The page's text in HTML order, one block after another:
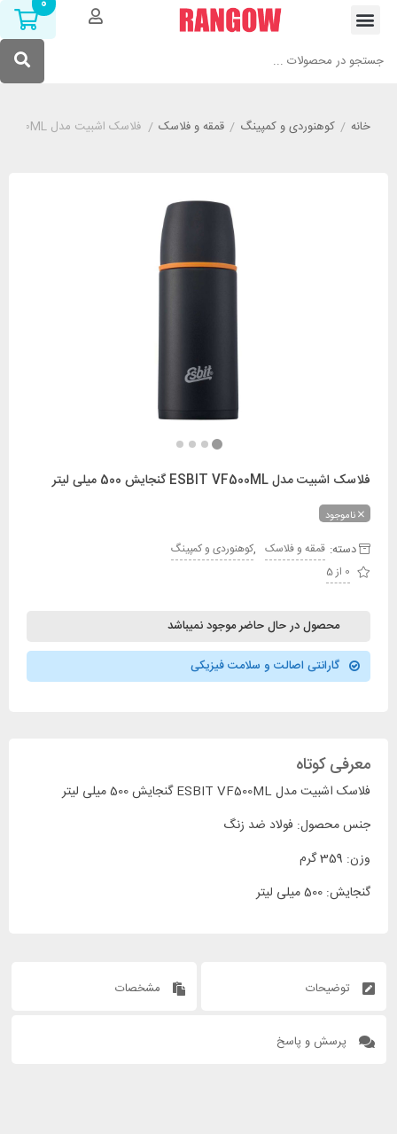
خانه/ کوهنوردی و کمپینگ/ قمقه و فلاسک/ فلاسک اشبیت مدل ESBIT VF500ML گنجایش 500 میلی لیتر
فلاسک اشبیت مدل ESBIT VF500ML گنجایش 500 میلی لیتر
ناموجود
دسته: قمقه و فلاسک
کوهنوردی و کمپینگ
0 از 5
محصول در حال حاضر موجود نمیباشد
گارانتی اصالت و سلامت فیزیکی
معرفی کوتاه
فلاسک اشبیت مدل ESBIT VF500ML گنجایش 500 میلی لیتر
جنس محصول: فولاد ضد زنگ
وزن: 359 گرم
گنجایش: 500 میلی لیتر
توضیحات مشخصات
پرسش و پاسخ